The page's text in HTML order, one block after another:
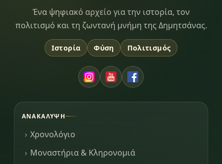
Dimitsana.gr
Ένα ψηφιακό αρχείο για την ιστορία, τον
πολιτισμό και τη ζωντανή μνήμη της Δημητσάνας.
Ιστορία Φύση Πολιτισμός
ΑΝΑΚΆΛΥΨΗ
Χρονολόγιο
Μοναστήρια & Κληρονομιά